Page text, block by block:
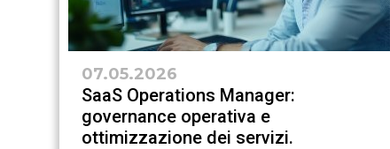
07.05.2026
SaaS Operations Manager:
governance operativa e
ottimizzazione dei servizi.